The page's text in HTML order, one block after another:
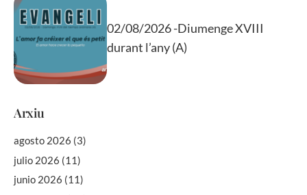
02/08/2026 -Diumenge XVIII
durant l’any (A)
Arxiu
agosto 2026 (3)
julio 2026 (11)
junio 2026 (11)